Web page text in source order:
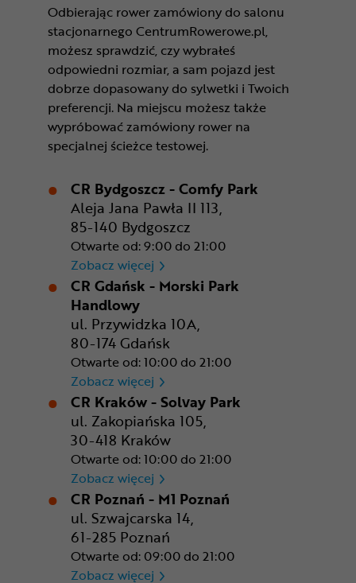
Odbierając rower zamówiony do salonu
stacjonarnego CentrumRowerowe.pl,
możesz sprawdzić, czy wybrałeś
odpowiedni rozmiar, a sam pojazd jest
dobrze dopasowany do sylwetki i Twoich
preferencji. Na miejscu możesz także
wypróbować zamówiony rower na
specjalnej ścieżce testowej.
CR Bydgoszcz - Comfy Park
Aleja Jana Pawła II 113,
85-140 Bydgoszcz
Otwarte od: 9:00 do 21:00
Zobacz więcej CR Bydgoszcz - Comfy Park
CR Gdańsk - Morski Park
Handlowy
ul. Przywidzka 10A,
80-174 Gdańsk
Otwarte od: 10:00 do 21:00
Zobacz więcej CR Gdańsk - Morski Park
CR Kraków - Solvay Park
ul. Zakopiańska 105,
30-418 Kraków
Otwarte od: 10:00 do 21:00
Zobacz więcej CR Kraków - Solvay Park
CR Poznań - M1 Poznań
ul. Szwajcarska 14,
61-285 Poznań
Otwarte od: 09:00 do 21:00
Zobacz więcej CR Poznań - M1 Poznań